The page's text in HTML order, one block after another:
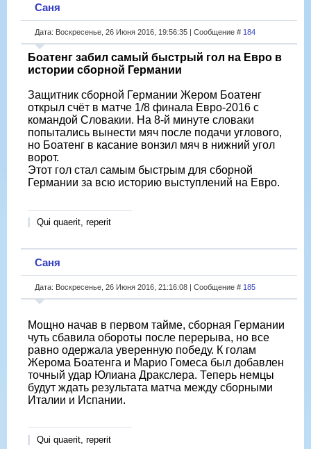
Саня
Дата: Воскресенье, 26 Июня 2016, 19:56:35 | Сообщение # 184
Боатенг забил самый быстрый гол на Евро в
истории сборной Германии
Защитник сборной Германии Жером Боатенг
открыл счёт в матче 1/8 финала Евро-2016 с
командой Словакии. На 8-й минуте словаки
попытались вынести мяч после подачи углового,
но Боатенг в касание вонзил мяч в нижний угол
ворот.
Этот гол стал самым быстрым для сборной
Германии за всю историю выступлений на Евро.
Qui quaerit, reperit
Саня
Дата: Воскресенье, 26 Июня 2016, 21:16:08 | Сообщение # 185
Мощно начав в первом тайме, сборная Германии
чуть сбавила обороты после перерыва, но все
равно одержала уверенную победу. К голам
Жерома Боатенга и Марио Гомеса был добавлен
точный удар Юлиана Дракслера. Теперь немцы
будут ждать результата матча между сборными
Италии и Испании.
Qui quaerit, reperit